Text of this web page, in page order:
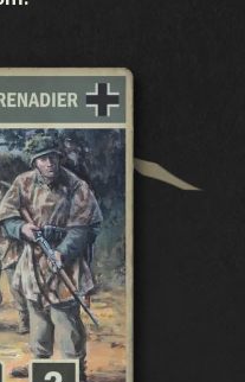
FRONT KRAJOWY
MORSKA
TAJNE OPERACJE
LEGIONY
LOJALNOŚĆ